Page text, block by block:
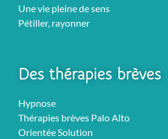
Une vie pleine de sens
Pétiller, rayonner
Des thérapies brèves
Hypnose
Thérapies brèves Palo Alto
Orientée Solution